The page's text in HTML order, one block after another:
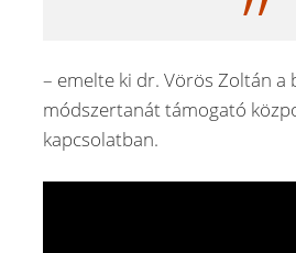
– emelte ki dr. Vörös Zoltán a
módszertanát támogató
kapcsolatban.